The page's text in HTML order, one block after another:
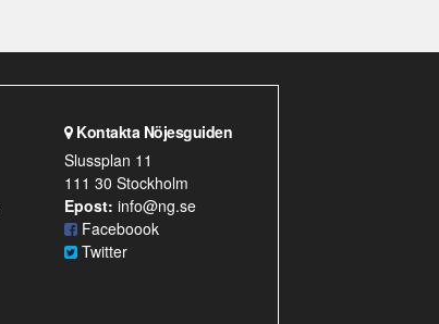
Kontakta Nöjesguiden
Slussplan 11
111 30 Stockholm
Epost: info@ng.se
Faceboook
Twitter